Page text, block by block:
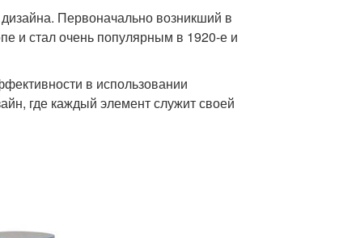
Первоначально возникший в
и стал очень популярным в 1920-е и
в использовании
где каждый элемент служит своей